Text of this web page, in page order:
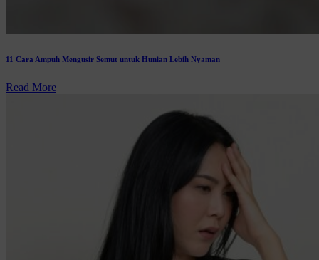
11 Cara Ampuh Mengusir Semut untuk Hunian Lebih Nyaman
Read More